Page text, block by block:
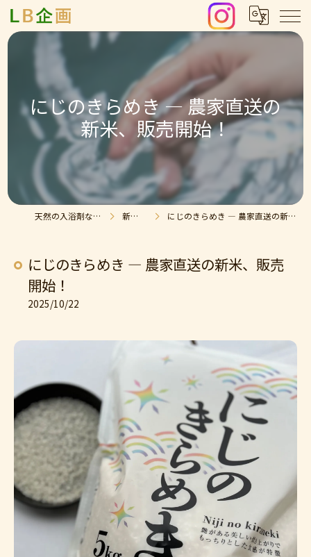
にじのきらめき — 農家直送の
新米、販売開始！
天然の入浴剤ならLB企画 新着情報 にじのきらめき — 農家直送の新米、販売開始！
にじのきらめき — 農家直送の新米、販売
開始！
2025/10/22